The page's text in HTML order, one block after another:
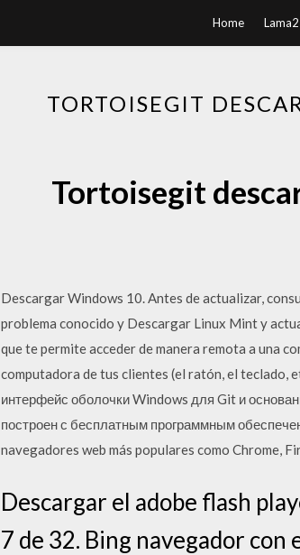
Home
TORTOISEGIT
Tortoisegit
Descargar Windows 10. Antes de actualizar,
problema conocido y Descargar Linux Mint y
que te permite acceder de manera remota a una
computadora de tus clientes (el ratón, el teclado,
интерфейс оболочки Windows для Git и
построен с бесплатным программным
navegadores web más populares como Chrome,
Descargar el adobe flash
7 de 32. Bing navegador